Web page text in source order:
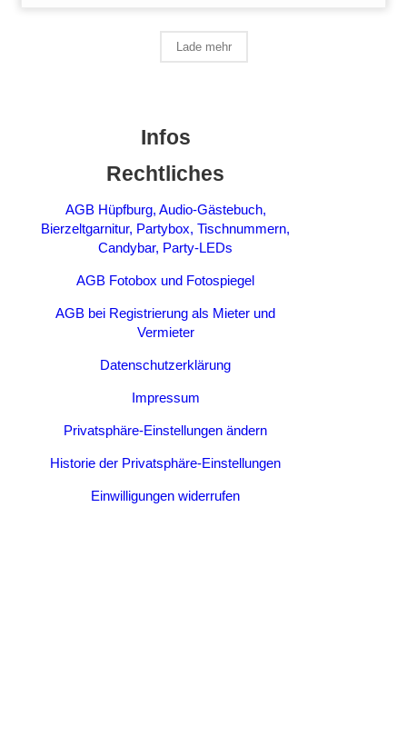
Lade mehr
Infos
Rechtliches
AGB Hüpfburg, Audio-Gästebuch,
Bierzeltgarnitur, Partybox, Tischnummern,
Candybar, Party-LEDs
AGB Fotobox und Fotospiegel
AGB bei Registrierung als Mieter und
Vermieter
Datenschutzerklärung
Impressum
Privatsphäre-Einstellungen ändern
Historie der Privatsphäre-Einstellungen
Einwilligungen widerrufen